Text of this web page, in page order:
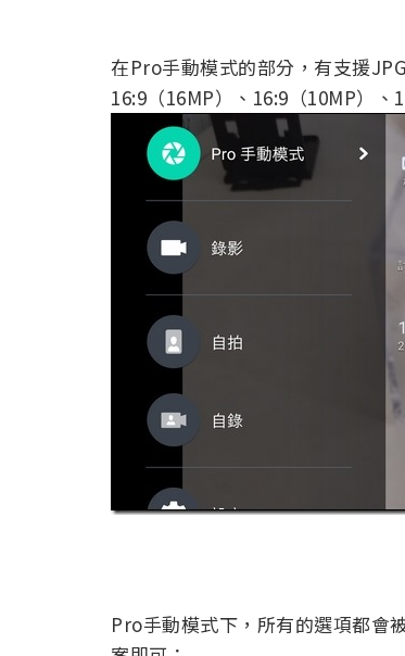
在Pro手動模式的部分，有支援
16:9（16MP）、16:9（10MP）、
Pro手動模式下，所有的選項都會